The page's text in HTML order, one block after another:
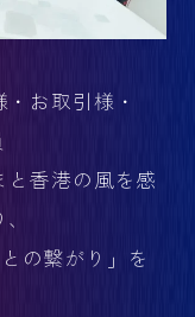
お取引様・
香港の風を感
の繋がり」を